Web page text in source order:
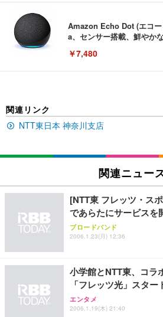
Amazon Echo Dot (エコ
a、センサー搭載、鮮やか
￥7,480
い 跳ね上げ式アームレス
キング pc 事務椅子 360度
SIHOO B100 オフィスチ
ュチェア 人間工学 疲れな
￥27,999
Sezlife オフィスチェア デ
レスト 3Dヘッドレスト ハ
ョン PCチェア 通気性メ
務用 おしゃれ パソコンチ
￥7,680
Sezlife オフィスチェア デ
EV3240X-WT | 31.5型4K
イト
EIZO ビジネス向けプレミ
EV2740X-WT | 27.0型4K
￥109,572
￥49,979
【整備済み品】Dell
回使い捨て 無香料 ホワイ
Amazonベーシック ペッ
x2袋(84枚) ホワイト(吸収
￥3,234
￥1,800
Smart Basic(スマートベ
関連リンク
NTT東日本 神奈川支店
関連ニュース
[NTT東 フレッツ・ス
であらたにサービスを
ブロードバンド
2006.1.23(月) 12:36
小学館とNTT東、コラ
「フレッツ光」スター
エンタメ
2006.1.19(木) 21:40